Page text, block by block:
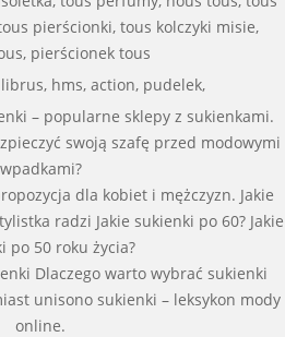
pierścionki, tous kolczyki misie,
pierścionek tous
hms, action, pudelek,
– popularne sklepy z sukienkami.
swoją szafę przed modowymi
wpadkami?
dla kobiet i mężczyzn. Jakie
radzi Jakie sukienki po 60? Jakie
po 50 roku życia?
Dlaczego warto wybrać sukienki
unisono sukienki – leksykon mody
online.